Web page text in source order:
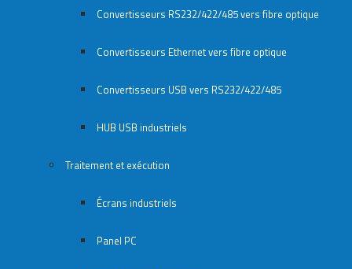
Convertisseurs RS232/422/485 vers fibre optique
Convertisseurs Ethernet vers fibre optique
Convertisseurs USB vers RS232/422/485
HUB USB industriels
Traitement et exécution
Écrans industriels
Panel PC